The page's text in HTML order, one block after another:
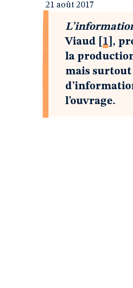
21 août 2017
Viaud
1 ,
la
mais surtout
l’ouvrage.